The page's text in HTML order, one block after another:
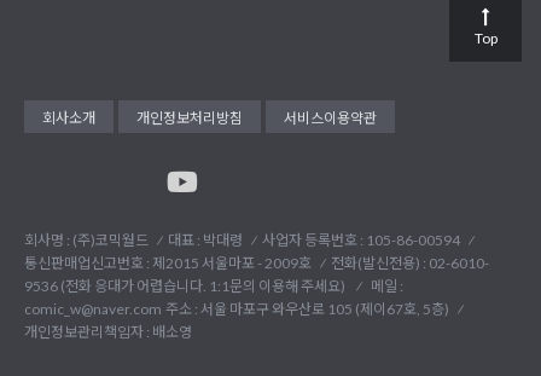
회사소개 개인정보처리방침 서비스이용약관
회사명 : (주)코믹월드 대표 : 박대령
사업자 등록번호 : 105-86-00594
통신판매업신고번호 : 제2015 서울마포 - 2009호
전화(발신전용) : 02-6010-
9536 (전화 응대가 어렵습니다. 1:1문의 이용해 주세요)
메일 :
comic_w@naver.com 주소 : 서울 마포구 와우산로 105 (제이67호, 5층)
개인정보관리책임자 : 배소영
Top